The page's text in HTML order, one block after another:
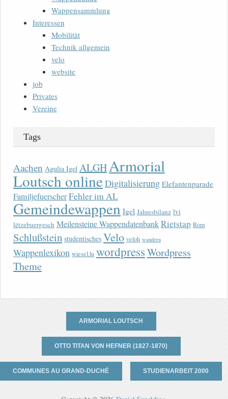
Wappensammlung
Interessen
Mobilität
Technik allgemein
velo
website
job
Privates
Vereine
Tags
Aachen Agulia Igel ALGHArmorial
Loutsch onlineDigitalisierung Elefantenparade
FamiljefuerscherFehler im AL
Gemeindewappen Igel Jahresbilanz lvi
lëtzebuergesch Meilensteine WappendatenbankRietstap Rom
Schlußstein studentisches Velo veloh wandern
Wappenlexikon wiesel.lu wordpressWordpress
Theme
ARMORIAL LOUTSCH
OTTO TITAN VON HEFNER (1827-1870)
COMMUNES AU GRAND-DUCHÉ STUDIENARBEIT 2000